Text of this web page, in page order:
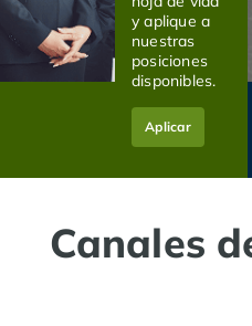
y aplique a
nuestras
posiciones
disponibles.
Aplicar
Canales